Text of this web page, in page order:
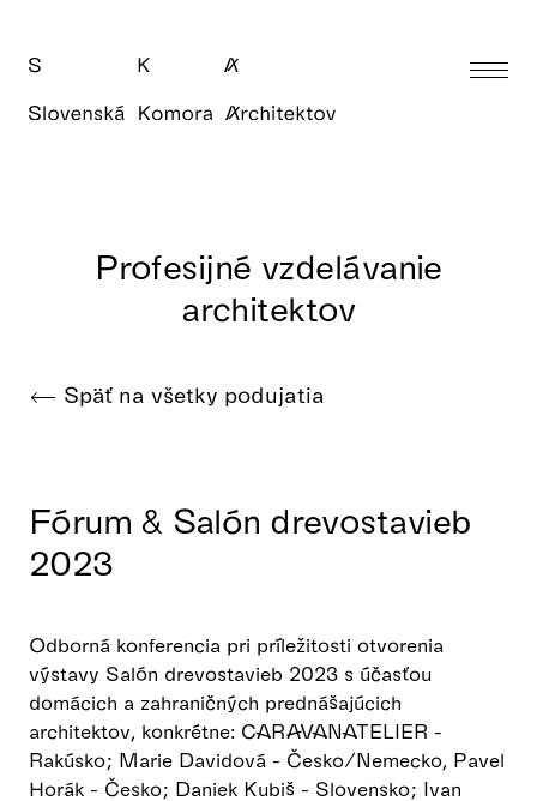
Profesijné vzdelávanie
architektov
Späť na všetky podujatia
Fórum & Salón drevostavieb
2023
Odborná konferencia pri príležitosti otvorenia
výstavy Salón drevostavieb 2023 s účasťou
domácich a zahraničných prednášajúcich
architektov, konkrétne: CARAVANATELIER -
Rakúsko; Marie Davidová - Česko/Nemecko, Pavel
Horák - Česko; Daniek Kubiš - Slovensko; Ivan